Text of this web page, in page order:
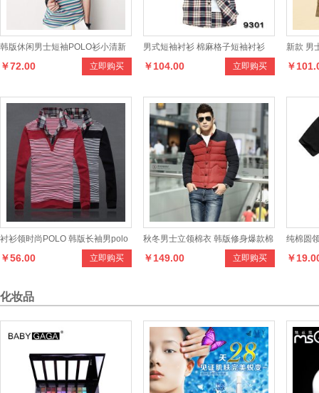
韩版休闲男士短袖POLO衫小清新
条纹男式T恤 立即购买
￥72.00
男式短袖衬衫 棉麻格子短袖衬衫
男 立即购买
￥104.00
新款 男
￥
衬衫领时尚POLO 韩版长袖男polo
衫 立即购买
￥56.00
秋冬男士立领棉衣 韩版修身爆款棉
外套时尚纯色百搭新款棉服立即购买
￥149.00
纯棉圆
物短袖T
￥
化妆品